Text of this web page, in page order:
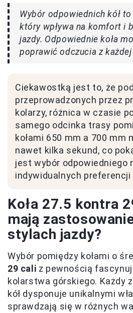
Wybór odpowiednich kół
który wpływa na komfort i
jazdy. Odpowiednie koła
poprawić odczucia z
Ciekawostką jest to, że
przeprowadzonych przez
kolarzy, różnica w czasie
samego odcinka trasy
kołami 650 mm a 700 mm
nawet kilka sekund, co
jest wybór odpowiedniego
indywidualnych
Koła 27.5 kontra
mają
stylach jazdy?
Wybór pomiędzy kołami o
29 cali z pewnością
kolarstwa górskiego. Każdy
kół dysponuje unikalnymi
sprawdzają się w różnych